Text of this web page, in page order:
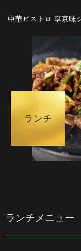
中華ビストロ 享京味
ランチ
ランチメニュー